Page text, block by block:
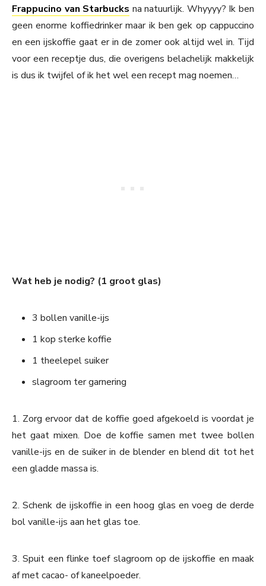
Frappucino van Starbucks na natuurlijk. Whyyyy? Ik ben
geen enorme koffiedrinker maar ik ben gek op cappuccino
en een ijskoffie gaat er in de zomer ook altijd wel in. Tijd
voor een receptje dus, die overigens belachelijk makkelijk
is dus ik twijfel of ik het wel een recept mag noemen…
Wat heb je nodig? (1 groot glas)
3 bollen vanille-ijs
1 kop sterke koffie
1 theelepel suiker
slagroom ter garnering
1. Zorg ervoor dat de koffie goed afgekoeld is voordat je
het gaat mixen. Doe de koffie samen met twee bollen
vanille-ijs en de suiker in de blender en blend dit tot het
een gladde massa is.
2. Schenk de ijskoffie in een hoog glas en voeg de derde
bol vanille-ijs aan het glas toe.
3. Spuit een flinke toef slagroom op de ijskoffie en maak
af met cacao- of kaneelpoeder.